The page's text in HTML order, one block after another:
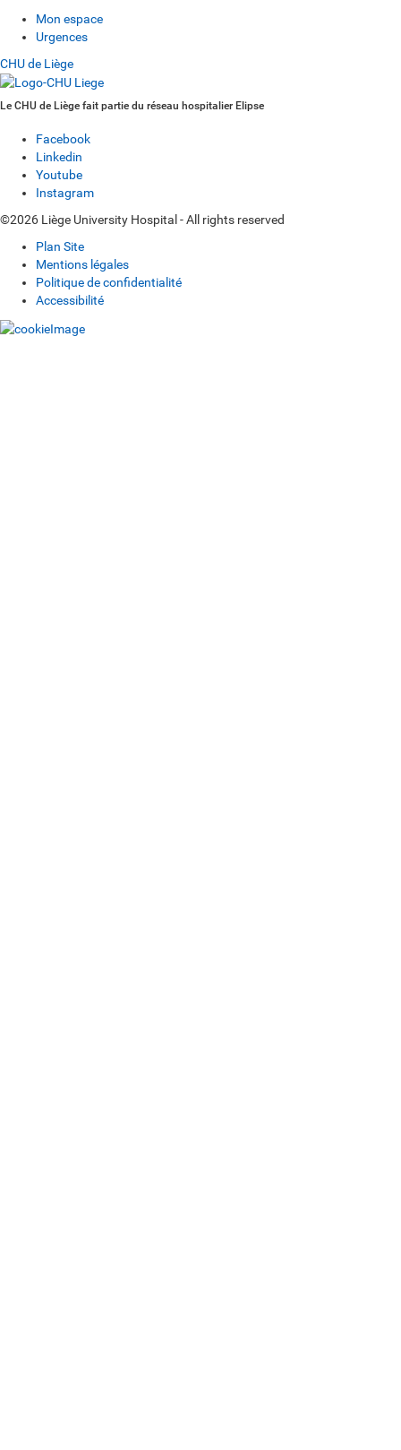
Mon espace
Urgences
CHU de Liège
Le CHU de Liège fait partie du réseau hospitalier Elipse
Facebook
Linkedin
Youtube
Instagram
©2026 Liège University Hospital - All rights reserved
Plan Site
Mentions légales
Politique de confidentialité
Accessibilité